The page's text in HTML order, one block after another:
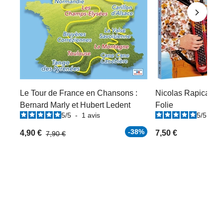
Le Tour de France en Chansons :
Bernard Marly et Hubert Ledent
5/5 - 1 avis
4,90 € 7,90 € -38%
Nicolas Rapicault
Folie
5/5
7,50 €